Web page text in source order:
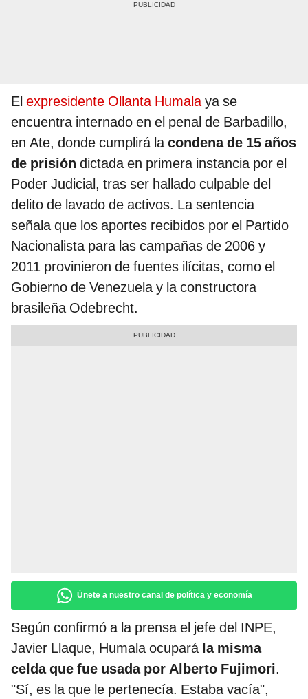
El expresidente Ollanta Humalaya se
encuentra internado en el penal de Barbadillo,
en Ate, donde cumplirá lacondena de 15 años
de prisión dictada en primera instancia por el
Poder Judicial, tras ser hallado culpable del
delito de lavado de activos. La sentencia
señala que los aportes recibidos por el Partido
Nacionalista para las campañas de 2006 y
2011 provinieron de fuentes ilícitas, como el
Gobierno de Venezuela y la constructora
brasileña Odebrecht.
Únete a nuestro canal de política y economía
Según confirmó a la prensa el jefe del INPE,
Javier Llaque, Humala ocupará la misma
celda que fue usada por Alberto Fujimori.
"Sí, es la que le pertenecía. Estaba vacía",